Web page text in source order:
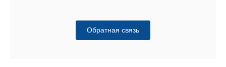
Обратная связь